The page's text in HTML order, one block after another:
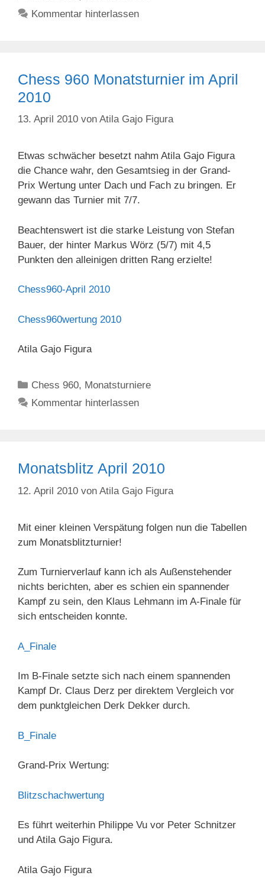
Kommentar hinterlassen
Chess 960 Monatsturnier im April
2010
13. April 2010 von Atila Gajo Figura
Etwas schwächer besetzt nahm Atila Gajo Figura
die Chance wahr, den Gesamtsieg in der Grand-
Prix Wertung unter Dach und Fach zu bringen. Er
gewann das Turnier mit 7/7.
Beachtenswert ist die starke Leistung von Stefan
Bauer, der hinter Markus Wörz (5/7) mit 4,5
Punkten den alleinigen dritten Rang erzielte!
Chess960-April 2010
Chess960wertung 2010
Atila Gajo Figura
Kategorien
Chess 960, Monatsturniere
Kommentar hinterlassen
Monatsblitz April 2010
12. April 2010 von Atila Gajo Figura
Mit einer kleinen Verspätung folgen nun die Tabellen
zum Monatsblitzturnier!
Zum Turnierverlauf kann ich als Außenstehender
nichts berichten, aber es schien ein spannender
Kampf zu sein, den Klaus Lehmann im A-Finale für
sich entscheiden konnte.
A_Finale
Im B-Finale setzte sich nach einem spannenden
Kampf Dr. Claus Derz per direktem Vergleich vor
dem punktgleichen Derk Dekker durch.
B_Finale
Grand-Prix Wertung:
Blitzschachwertung
Es führt weiterhin Philippe Vu vor Peter Schnitzer
und Atila Gajo Figura.
Atila Gajo Figura